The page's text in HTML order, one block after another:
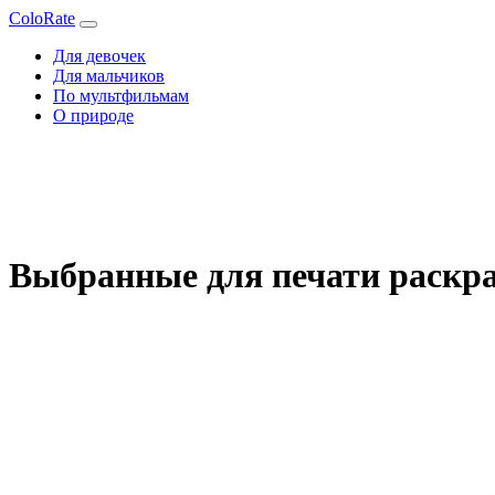
ColoRate
Для девочек
Для мальчиков
По мультфильмам
О природе
Выбранные для печати